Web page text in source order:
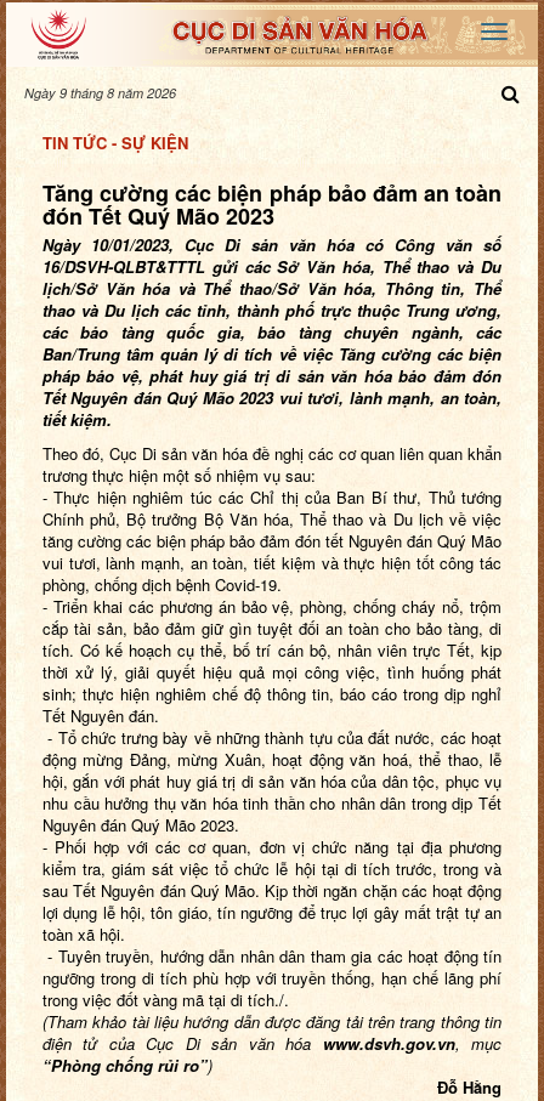
Ngày 9 tháng 8 năm 2026
TIN TỨC - SỰ KIỆN
Tăng cường các biện pháp bảo đảm an toàn
đón Tết Quý Mão 2023
Ngày 10/01/2023, Cục Di sản văn hóa có Công văn số
16/DSVH-QLBT&TTTL gửi cácSở Văn hóa, Thể thao và Du
lịch/Sở Văn hóa và Thể thao/Sở Văn hóa, Thông tin, Thể
thao và Du lịch các tỉnh, thành phố trực thuộc Trung ương,
các bảo tàng quốc gia, bảo tàng chuyên ngành, các
Ban/Trung tâm quản lý di tích về việc Tăng cường các biện
pháp bảo vệ, phát huy giá trị di sản văn hóabảo đảm đón
Tết Nguyên đán Quý Mão2023vui tươi, lành mạnh, an toàn,
tiết kiệm.
Theo đó, Cục Di sản văn hóa đề nghị các cơ quan liên quan khẩn
trương thực hiện một số nhiệm vụ sau:
- Thực hiện nghiêm túc các Chỉ thị của Ban Bí thư, Thủ tướng
Chính phủ, Bộ trưởng Bộ Văn hóa, Thể thao và Du lịch về việc
tăng cường các biện pháp bảo đảm đón tết Nguyên đán Quý Mão
vui tươi, lành mạnh, an toàn, tiết kiệm và thực hiện tốt công tác
phòng, chống dịch bệnh Covid-19.
- Triển khai các phương án bảo vệ, phòng, chống cháy nổ, trộm
cắp tài sản, bảo đảm giữ gìn tuyệt đối an toàn cho bảo tàng, di
tích. Có kế hoạch cụ thể, bố trí cán bộ, nhân viên trực Tết, kịp
thời xử lý, giải quyết hiệu quả mọi công việc, tình huống phát
sinh; thực hiện nghiêm chế độ thông tin, báo cáo trong dịp nghỉ
Tết Nguyên đán.
- Tổ chức trưng bày về những thành tựu của đất nước, các hoạt
động mừng Đảng, mừng Xuân, hoạt động văn hoá, thể thao, lễ
hội, gắn với phát huy giá trị di sản văn hóa của dân tộc, phục vụ
nhu cầu hưởng thụ văn hóa tinh thần cho nhân dân trong dịp Tết
Nguyên đán Quý Mão 2023.
- Phối hợp với các cơ quan, đơn vị chức năng tại địa phương
kiểm tra, giám sát việc tổ chức lễ hội tại di tích trước, trong và
sau Tết Nguyên đán Quý Mão. Kịp thời ngăn chặn các hoạt động
lợi dụng lễ hội, tôn giáo, tín ngưỡng để trục lợi gây mất trật tự an
toàn xã hội.
- Tuyên truyền, hướng dẫn nhân dân tham gia các hoạt động tín
ngưỡng trong di tích phù hợp với truyền thống, hạn chế lãng phí
trong việc đốt vàng mã tại di tích./.
(Tham khảo tài liệu hướng dẫn được đăng tải trên trang thông tin
điện tử của Cục Di sản văn hóa www.dsvh.gov.vn, mục
“Phòng chống rủi ro”)
Đỗ Hằng